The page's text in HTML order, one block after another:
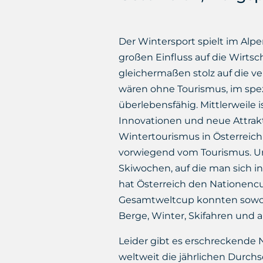
Der Wintersport spielt im
großen Einfluss auf die
gleichermaßen stolz auf die
wären ohne Tourismus, im
überlebensfähig. Mittlerweile
Innovationen und neue
Wintertourismus in Österreich
vorwiegend vom Tourismus.
Skiwochen, auf die man sich
hat Österreich den
Gesamtweltcup konnten
Berge, Winter, Skifahren und
Leider gibt es erschreckende
weltweit die jährlichen